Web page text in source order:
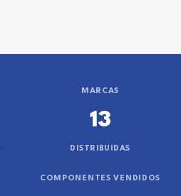
MARCAS
13
DISTRIBUIDAS
COMPONENTES VENDIDOS